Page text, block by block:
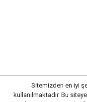
Haber Portalı
Sitemizden en iyi
kullanılmaktadır. Bu